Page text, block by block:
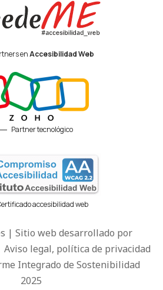
enAccesibilidad Web
Partner tecnológico
accesibilidad web
| Sitio web desarrollado por
Aviso legal, política de privacidad
Integrado de Sostenibilidad
2025